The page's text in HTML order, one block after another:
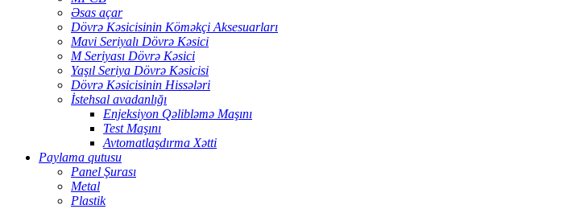
Əsas açar
Dövrə Kəsicisinin Köməkçi Aksesuarları
Mavi Seriyalı Dövrə Kəsici
M Seriyası Dövrə Kəsici
Yaşıl Seriya Dövrə Kəsicisi
Dövrə Kəsicisinin Hissələri
İstehsal avadanlığı
Enjeksiyon Qəlibləmə Maşını
Test Maşını
Avtomatlaşdırma Xətti
Paylama qutusu
Panel Şurası
Metal
Plastik